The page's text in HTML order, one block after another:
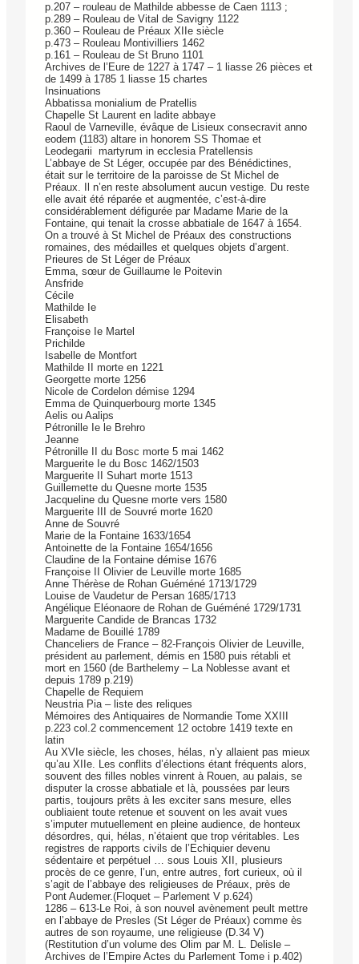
p.207 – rouleau de Mathilde abbesse de Caen 1113 ;
p.289 – Rouleau de Vital de Savigny 1122
p.360 – Rouleau de Préaux XIIe siècle
p.473 – Rouleau Montivilliers 1462
p.161 – Rouleau de St Bruno 1101
Archives de l’Eure de 1227 à 1747 – 1 liasse 26 pièces et
de 1499 à 1785 1 liasse 15 chartes
Insinuations
Abbatissa monialium de Pratellis
Chapelle St Laurent en ladite abbaye
Raoul de Varneville, évâque de Lisieux consecravit anno
eodem (1183) altare in honorem SS Thomae et
Leodegarii martyrum in ecclesia Pratellensis
L’abbaye de St Léger, occupée par des Bénédictines,
était sur le territoire de la paroisse de St Michel de
Préaux. Il n’en reste absolument aucun vestige. Du reste
elle avait été réparée et augmentée, c’est-à-dire
considérablement défigurée par Madame Marie de la
Fontaine, qui tenait la crosse abbatiale de 1647 à 1654.
On a trouvé à St Michel de Préaux des constructions
romaines, des médailles et quelques objets d’argent.
Prieures de St Léger de Préaux
Emma, sœur de Guillaume le Poitevin
Ansfride
Cécile
Mathilde Ie
Elisabeth
Françoise Ie Martel
Prichilde
Isabelle de Montfort
Mathilde II morte en 1221
Georgette morte 1256
Nicole de Cordelon démise 1294
Emma de Quinquerbourg morte 1345
Aelis ou Aalips
Pétronille Ie le Brehro
Jeanne
Pétronille II du Bosc morte 5 mai 1462
Marguerite Ie du Bosc 1462/1503
Marguerite II Suhart morte 1513
Guillemette du Quesne morte 1535
Jacqueline du Quesne morte vers 1580
Marguerite III de Souvré morte 1620
Anne de Souvré
Marie de la Fontaine 1633/1654
Antoinette de la Fontaine 1654/1656
Claudine de la Fontaine démise 1676
Françoise II Olivier de Leuville morte 1685
Anne Thérèse de Rohan Guéméné 1713/1729
Louise de Vaudetur de Persan 1685/1713
Angélique Eléonaore de Rohan de Guéméné 1729/1731
Marguerite Candide de Brancas 1732
Madame de Bouillé 1789
Chanceliers de France – 82-François Olivier de Leuville,
président au parlement, démis en 1580 puis rétabli et
mort en 1560 (de Barthelemy – La Noblesse avant et
depuis 1789 p.219)
Chapelle de Requiem
Neustria Pia – liste des reliques
Mémoires des Antiquaires de Normandie Tome XXIII
p.223 col.2 commencement 12 octobre 1419 texte en
latin
Au XVIe siècle, les choses, hélas, n’y allaient pas mieux
qu’au XIIe. Les conflits d’élections étant fréquents alors,
souvent des filles nobles vinrent à Rouen, au palais, se
disputer la crosse abbatiale et là, poussées par leurs
partis, toujours prêts à les exciter sans mesure, elles
oubliaient toute retenue et souvent on les avait vues
s’imputer mutuellement en pleine audience, de honteux
désordres, qui, hélas, n’étaient que trop véritables. Les
registres de rapports civils de l’Echiquier devenu
sédentaire et perpétuel … sous Louis XII, plusieurs
procès de ce genre, l’un, entre autres, fort curieux, où il
s’agit de l’abbaye des religieuses de Préaux, près de
Pont Audemer.(Floquet – Parlement V p.624)
1286 – 613-Le Roi, à son nouvel avènement peult mettre
en l’abbaye de Presles (St Léger de Préaux) comme ès
autres de son royaume, une religieuse (D.34 V)
(Restitution d’un volume des Olim par M. L. Delisle –
Archives de l’Empire Actes du Parlement Tome i p.402)